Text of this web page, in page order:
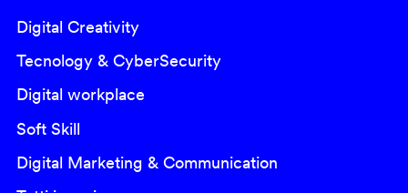
Digital Creativity
Tecnology & CyberSecurity
Digital workplace
Soft Skill
Digital Marketing & Communication